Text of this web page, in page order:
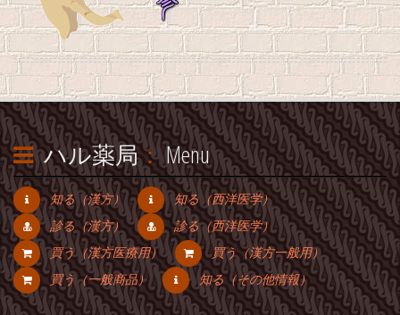
ハル薬局：Menu
知る（漢方）
知る（西洋医学）
診る（漢方）
診る（西洋医学）
買う（漢方医療用）
買う（漢方一般用）
買う（一般商品）
知る（その他情報）